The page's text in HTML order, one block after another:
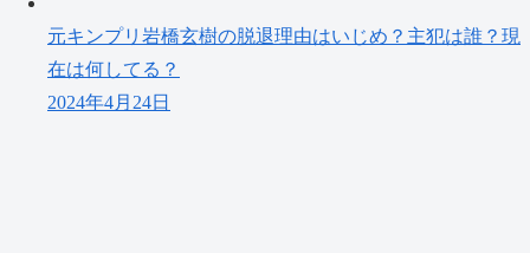
元キンプリ岩橋玄樹の脱退理由はいじめ？主犯は誰？現
在は何してる？
2024年4月24日